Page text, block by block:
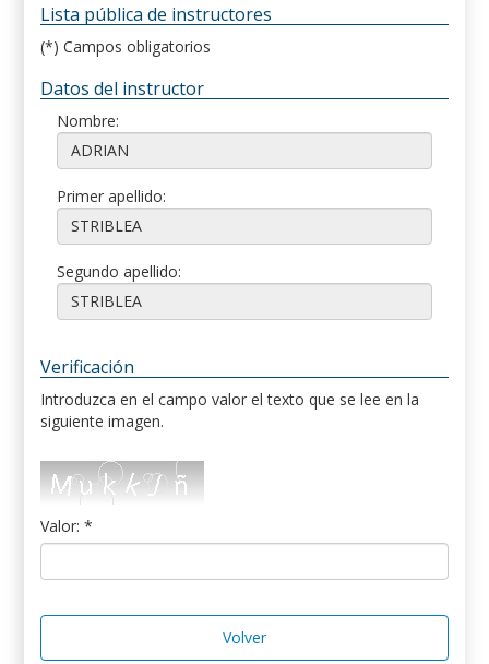
Lista pública de instructores
(*) Campos obligatorios
Datos del instructor
Nombre:
Primer apellido:
Segundo apellido:
Verificación
Introduzca en el campo valor el texto que se lee en la
siguiente imagen.
Valor: *
Volver